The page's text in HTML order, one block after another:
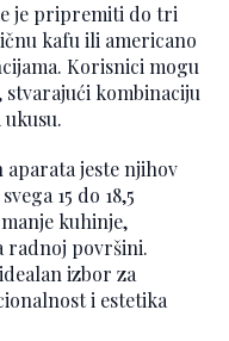
je pripremiti do tri
kafu ili americano
Korisnici mogu
kombinaciju
aparata jeste njihov
15 do 18,5
kuhinje,
radnoj površini.
izbor za
i estetika